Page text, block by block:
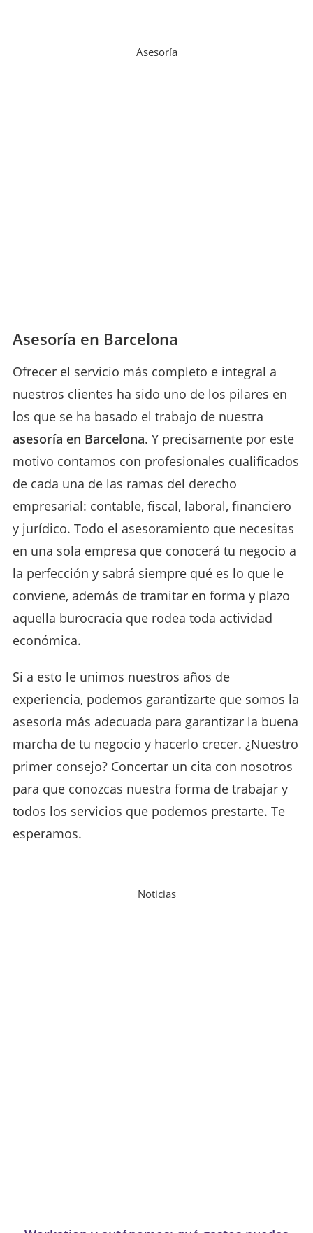
Asesoría
Asesoría en Barcelona
Ofrecer el servicio más completo e integral a
nuestros clientes ha sido uno de los pilares en
los que se ha basado el trabajo de nuestra
asesoría en Barcelona. Y precisamente por este
motivo contamos con profesionales cualificados
de cada una de las ramas del derecho
empresarial: contable, fiscal, laboral, financiero
y jurídico. Todo el asesoramiento que necesitas
en una sola empresa que conocerá tu negocio a
la perfección y sabrá siempre qué es lo que le
conviene, además de tramitar en forma y plazo
aquella burocracia que rodea toda actividad
económica.
Si a esto le unimos nuestros años de
experiencia, podemos garantizarte que somos la
asesoría más adecuada para garantizar la buena
marcha de tu negocio y hacerlo crecer. ¿Nuestro
primer consejo? Concertar un cita con nosotros
para que conozcas nuestra forma de trabajar y
todos los servicios que podemos prestarte. Te
esperamos.
Noticias